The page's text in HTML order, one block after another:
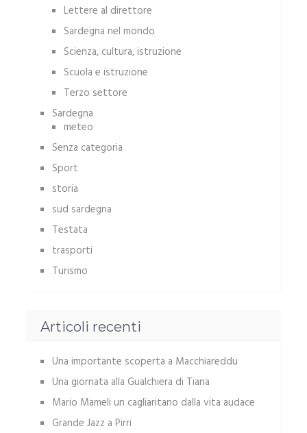
Lettere al direttore
Sardegna nel mondo
Scienza, cultura, istruzione
Scuola e istruzione
Terzo settore
Sardegna
meteo
Senza categoria
Sport
storia
sud sardegna
Testata
trasporti
Turismo
Articoli recenti
Una importante scoperta a Macchiareddu
Una giornata alla Gualchiera di Tiana
Mario Mameli un cagliaritano dalla vita audace
Grande Jazz a Pirri